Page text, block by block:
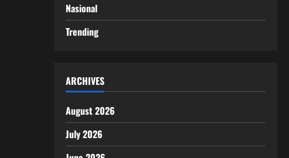
Nasional
Trending
ARCHIVES
August 2026
July 2026